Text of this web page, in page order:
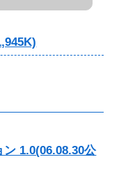
1.0(06.08.30公